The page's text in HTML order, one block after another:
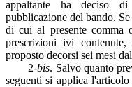
appaltante ha deciso
pubblicazione del bando.
di cui al presente comma
prescrizioni ivi
proposto decorsi sei mesi
2-bis. Salvo quanto
seguenti si applica